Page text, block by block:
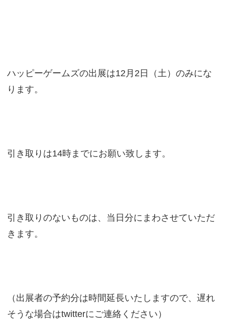
ハッピーゲームズの出展は12月2日（土）のみにな
ります。
引き取りは14時までにお願い致します。
引き取りのないものは、当日分にまわさせていただ
きます。
（出展者の予約分は時間延長いたしますので、遅れ
そうな場合はtwitterにご連絡ください）